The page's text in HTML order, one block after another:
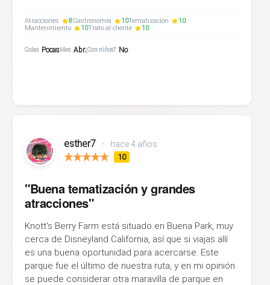
Atracciones 8Gastronomía 10Tematización
10
Mantenimiento
10Trato al cliente 10
Colas PocasMes Abr¿Con niños? No
esther7 • hace 4 años
10
"Buena tematización y grandes
atracciones"
Knott's Berry Farm está situado en Buena Park, muy
cerca de Disneyland California, así que si viajas allí
es una buena oportunidad para acercarse. Este
parque fue el último de nuestra ruta, y en mi opinión
se puede considerar otra maravilla de parque en